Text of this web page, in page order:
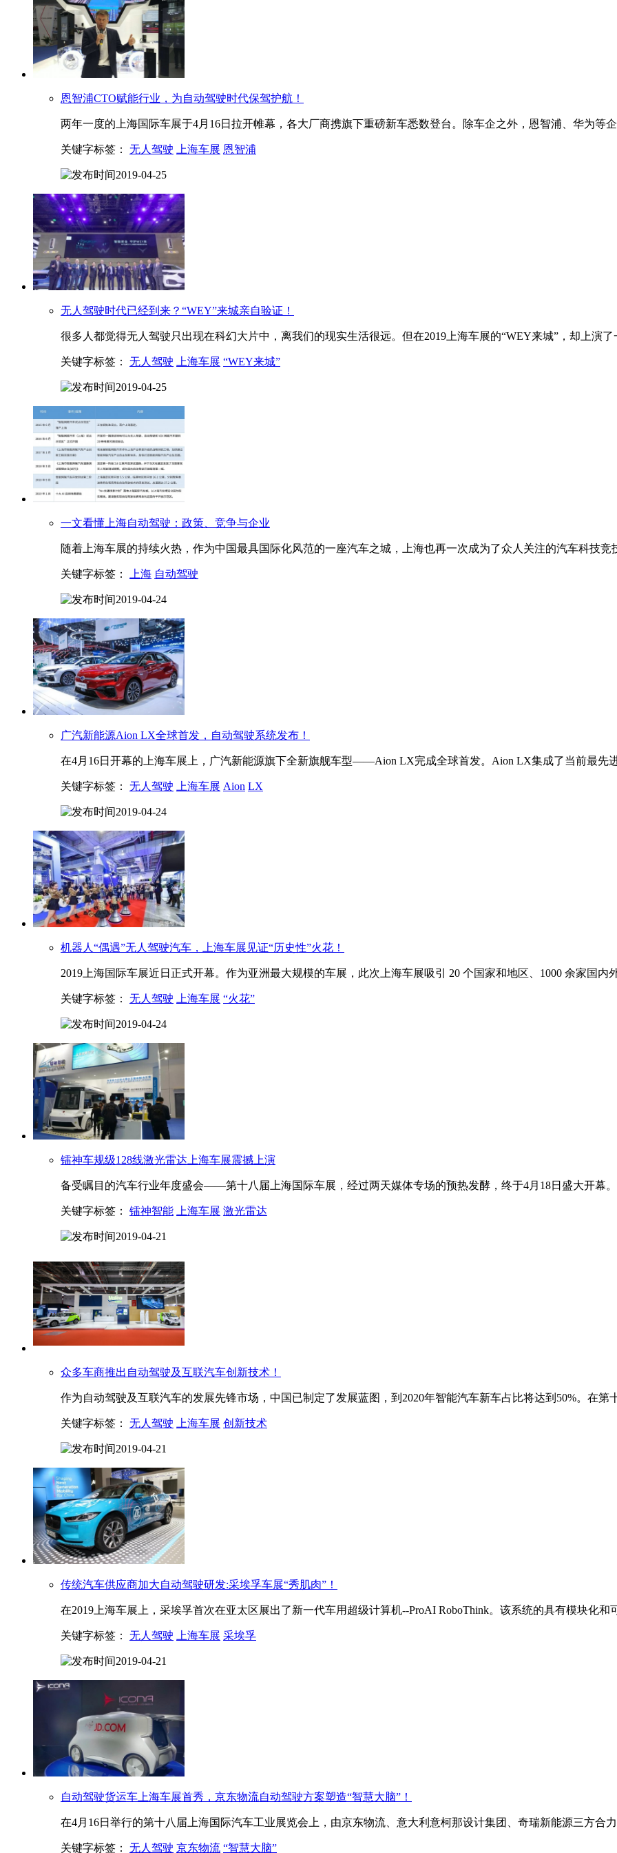
恩智浦CTO赋能行业，为自动驾驶时代保驾护航！
两年一度的上海国际车展于4月16日拉开帷幕，各大厂商携旗下重磅新车悉数登台。除车企之外，恩智浦、华为等
关键字标签： 无人驾驶 上海车展 恩智浦
2019-04-25
无人驾驶时代已经到来？“WEY”来城亲自验证！
很多人都觉得无人驾驶只出现在科幻大片中，离我们的现实生活很远。但在2019上海车展的“WEY来城”，却上演了
关键字标签： 无人驾驶 上海车展 “WEY来城”
2019-04-25
一文看懂 上海自动驾驶：政策、竞争与企业
随着上海车展的持续火热，作为中国最具国际化风范的一座汽车之城，上海也再一次成为了众人关注的汽车科技竞
关键字标签： 上海 自动驾驶
2019-04-24
广汽新能源Aion LX全球首发，自动驾驶系统发布！
在4月16日开幕的上海车展上，广汽新能源旗下全新旗舰车型——Aion LX完成全球首发。Aion LX集成了当前最先
关键字标签： 无人驾驶 上海车展 Aion LX
2019-04-24
机器人“偶遇”无人驾驶汽车， 上海车展见证“历史性”火花！
2019上海国际车展近日正式开幕。作为亚洲最大规模的车展，此次上海车展吸引 20 个国家和地区、1000 余家国内
关键字标签： 无人驾驶 上海车展 “火花”
2019-04-24
镭神车规级128线激光雷达 上海车展震撼上演
备受瞩目的汽车行业年度盛会——第十八届上海国际车展，经过两天媒体专场的预热发酵，终于4月18日盛大开幕
关键字标签： 镭神智能 上海车展 激光雷达
2019-04-21
众多车商推出自动驾驶及互联汽车创新技术！
作为自动驾驶及互联汽车的发展先锋市场，中国已制定了发展蓝图，到2020年智能汽车新车占比将达到50%。在第
关键字标签： 无人驾驶 上海车展 创新技术
2019-04-21
传统汽车供应商加大自动驾驶研发:采埃孚车展“秀肌肉”！
在2019上海车展上，采埃孚首次在亚太区展出了新一代车用超级计算机--ProAI RoboThink。该系统的具有模块化和
关键字标签： 无人驾驶 上海车展 采埃孚
2019-04-21
自动驾驶货运车 上海车展首秀，京东物流自动驾驶方案塑造“智慧大脑”！
在4月16日举行的第十八届上海国际汽车工业展览会上，由京东物流、意大利意柯那设计集团、奇瑞新能源三方合
关键字标签： 无人驾驶 京东物流 “智慧大脑”